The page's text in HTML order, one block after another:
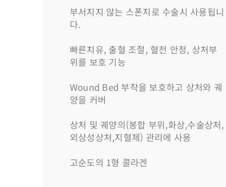
부서지지 않는 스폰지로 수술시 사용됩니
다.
빠른치유, 출혈 조절, 혈전 안정, 상처부
위를 보호 기능
Wound Bed 부착을 보호하고 상처와 궤
양을 커버
상처 및 궤양의(봉합 부위,화상,수술상처,
외상성상처,지혈제) 관리에 사용
고순도의 1형 콜라겐